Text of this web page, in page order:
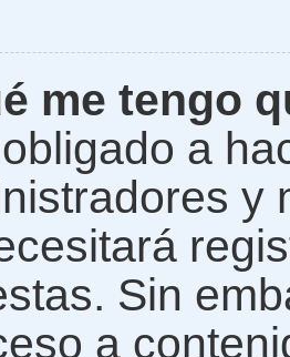
me tengo
a
y
Sin
a